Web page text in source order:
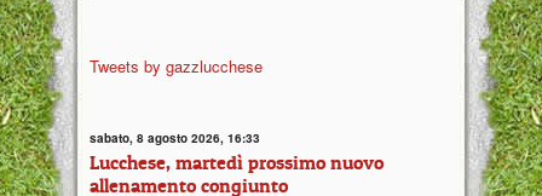
Tweets by gazzlucchese
sabato, 8 agosto 2026, 16:33
Lucchese, martedì prossimo nuovo
allenamento congiunto